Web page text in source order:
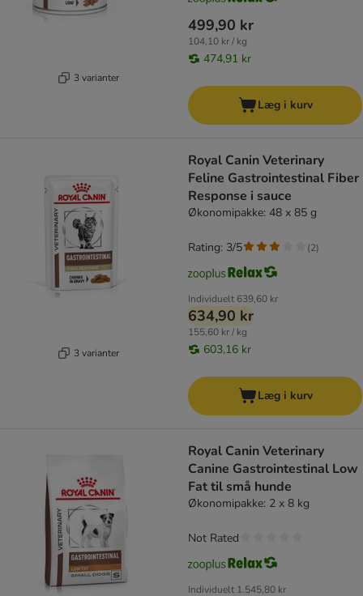
3 varianter
499,90 kr
104,10 kr / kg
474,91 kr
Læg i kurv
3 varianter
Royal Canin Veterinary
Feline Gastrointestinal Fiber
Response i sauce
Økonomipakke: 48 x 85 g
Individuelt 639,60 kr
634,90 kr
155,60 kr / kg
603,16 kr
Rating: 3/5 (2)
Læg i kurv
Royal Canin Veterinary
Canine Gastrointestinal Low
Fat til små hunde
Økonomipakke: 2 x 8 kg
Individuelt 1.545,80 kr
Not Rated